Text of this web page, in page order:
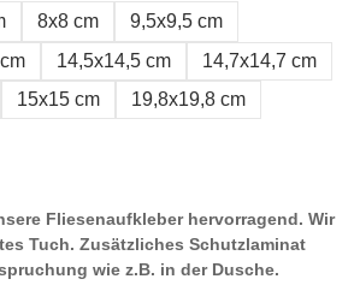
8x8 cm
9,5x9,5 cm
14,5x14,5 cm
14,7x14,7 cm
15x15 cm
19,8x19,8 cm
Fliesenaufkleber hervorragend. Wir
Tuch. Zusätzliches Schutzlaminat
wie z.B. in der Dusche.